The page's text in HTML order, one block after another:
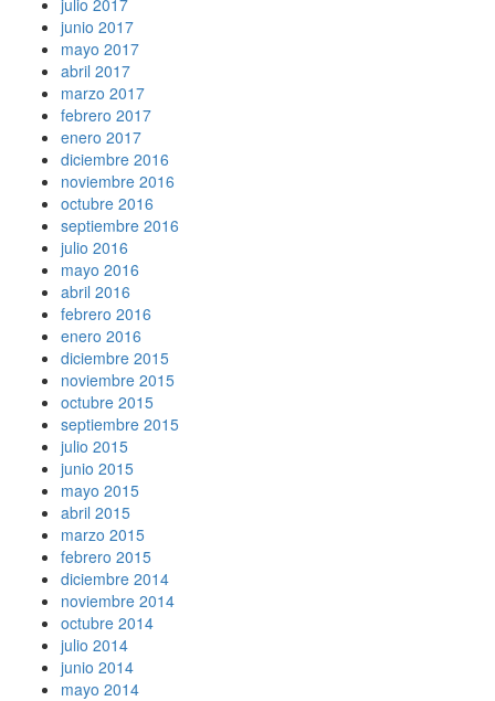
junio 2017
mayo 2017
abril 2017
marzo 2017
febrero 2017
enero 2017
diciembre 2016
noviembre 2016
octubre 2016
septiembre 2016
julio 2016
mayo 2016
abril 2016
febrero 2016
enero 2016
diciembre 2015
noviembre 2015
octubre 2015
septiembre 2015
julio 2015
junio 2015
mayo 2015
abril 2015
marzo 2015
febrero 2015
diciembre 2014
noviembre 2014
octubre 2014
julio 2014
junio 2014
mayo 2014